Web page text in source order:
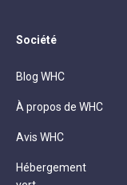
Société
Blog WHC
À propos de WHC
Avis WHC
Hébergement